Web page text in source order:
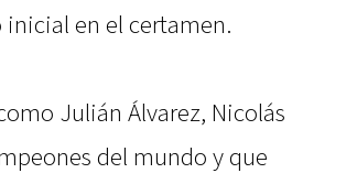
inicial en el certamen.
Julián Álvarez, Nicolás
del mundo y que